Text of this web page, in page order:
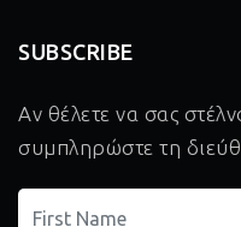
SUBSCRIBE
Αν θέλετε να σας
συμπληρώστε τη